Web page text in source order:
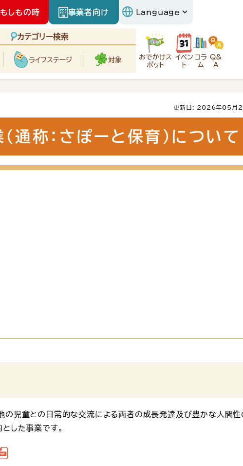
もしもの時 事業者向け
カテゴリー検索
ライフステージ 対象
おでかけス
ポット
イベン
ト
コラ
ム
Q&
A
更新日: 2026年05月
通称：さぽーと保育）について
の児童との日常的な交流による両者の成長発達及び豊かな人間性
した事業です。